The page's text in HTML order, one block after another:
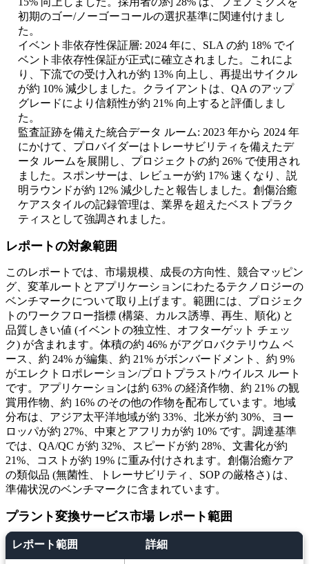
初期のゴー/ノーゴーコールの選択基準に関連付けまし
た。
イベント非依存性保証層: 2024 年に、SLA の約 18% でイ
ベント非依存性保証が正式に確立されました。これによ
り、下流での受け入れが約 13% 向上し、再提出サイクル
が約 10% 減少しました。クライアントは、QA のアップ
グレードにより信頼性が約 21% 向上すると評価しまし
た。
監査証跡を備えた統合データ ルーム: 2023 年から 2024 年
にかけて、プロバイダーはトレーサビリティを備えたデ
ータ ルームを展開し、プロジェクトの約 26% で使用され
ました。スポンサーは、レビューが約 17% 速くなり、説
明ラウンドが約 12% 減少したと報告しました。創傷治癒
ケアスタイルの記録管理は、業界を超えたベストプラク
ティスとして強調されました。
レポートの対象範囲
このレポートでは、市場規模、成長の方向性、競合マッピン
グ、変革ルートとアプリケーションにわたるテクノロジーの
ベンチマークについて取り上げます。範囲には、プロジェク
トのワークフロー指標 (構築、カルス誘導、再生、順化) と
品質しきい値 (イベントの独立性、オフターゲット チェッ
ク) が含まれます。体積の約 46% がアグロバクテリウム ベ
ース、約 24% が編集、約 21% がボンバードメント、約 9%
がエレクトロポレーション/プロトプラスト/ウイルス ルート
です。アプリケーションは約 63% の経済作物、約 21% の観
賞用作物、約 16% のその他の作物を配布しています。地域
分布は、アジア太平洋地域が約 33%、北米が約 30%、ヨー
ロッパが約 27%、中東とアフリカが約 10% です。調達基準
では、QA/QC が約 32%、スピードが約 28%、文書化が約
21%、コストが約 19% に重み付けされます。創傷治癒ケア
の類似品 (無菌性、トレーサビリティ、SOP の厳格さ) は、
準備状況のベンチマークに含まれています。
プラント変換サービス市場 レポート範囲
レポート範囲 詳細